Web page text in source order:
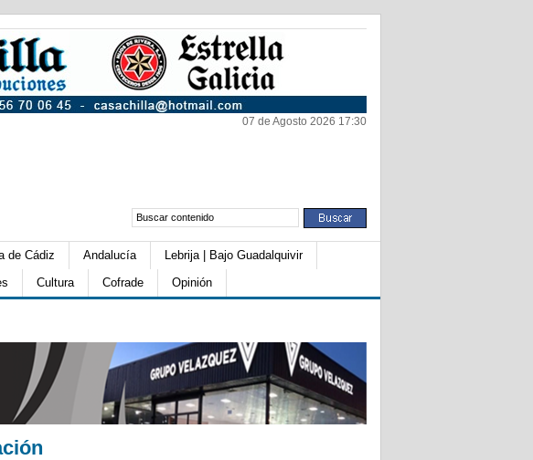
07 de Agosto 2026 17:30
de Cádiz Andalucía
Lebrija | Bajo Guadalquivir
Cultura Cofrade Opinión